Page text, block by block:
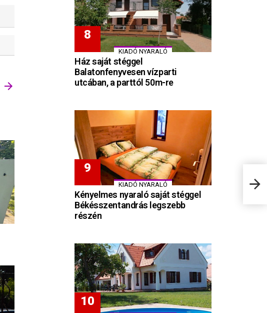
KIADÓ NYARALÓ
Ház saját stéggel
Balatonfenyvesen vízparti
utcában, a parttól 50m-re
KIADÓ NYARALÓ
Kényelmes nyaraló saját stéggel
Békésszentandrás legszebb
részén